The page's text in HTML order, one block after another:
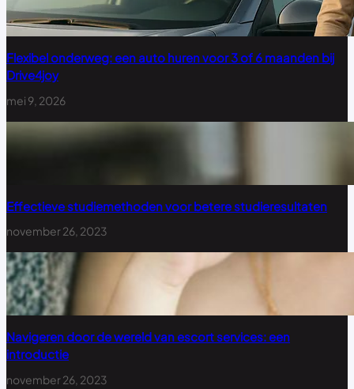
Flexibel onderweg: een auto huren voor 3 of 6 maanden bij
Drive4joy
mei 9, 2026
Effectieve studiemethoden voor betere studieresultaten
november 26, 2023
Navigeren door de wereld van escort services: een
introductie
november 26, 2023